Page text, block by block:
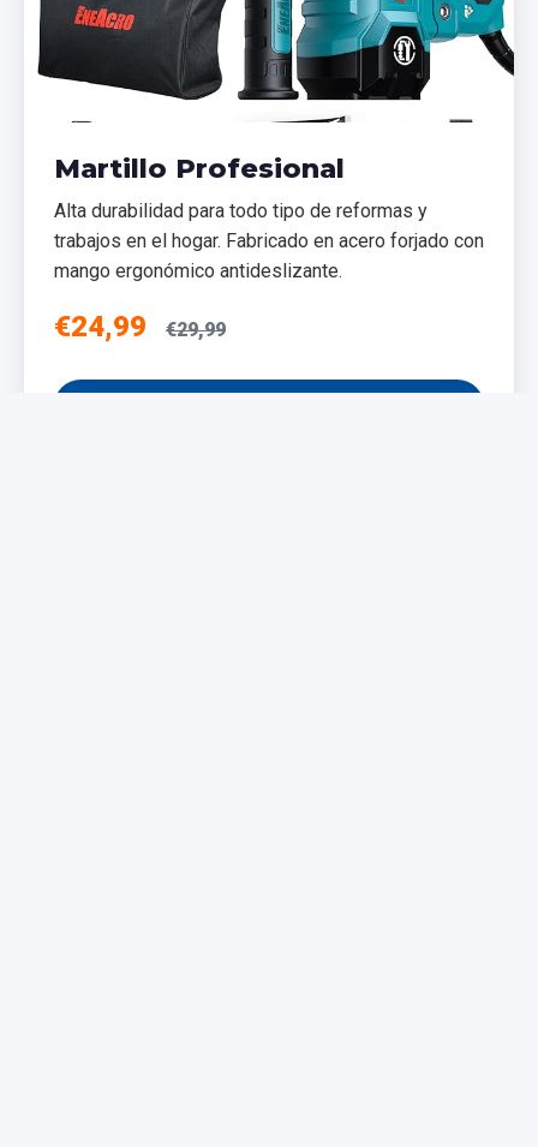
Martillo Profesional
Alta durabilidad para todo tipo de reformas y
trabajos en el hogar. Fabricado en acero forjado con
mango ergonómico antideslizante.
€24,99 €29,99